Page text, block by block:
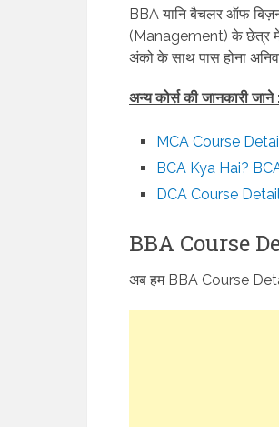
BBA यानि बैचलर ऑफ
(Management) के छेत्र में
अंको के साथ पास होना
अन्य कोर्स की जानकारी जाने
MCA Course
BCA Kya Hai?
DCA Course
BBA Course
अब हम BBA Course